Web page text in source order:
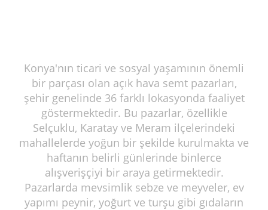
Konya'nın ticari ve sosyal yaşamının önemli
bir parçası olan açık hava semt pazarları,
şehir genelinde 36 farklı lokasyonda faaliyet
göstermektedir. Bu pazarlar, özellikle
Selçuklu, Karatay ve Meram ilçelerindeki
mahallelerde yoğun bir şekilde kurulmakta ve
haftanın belirli günlerinde binlerce
alışverişçiyi bir araya getirmektedir.
Pazarlarda mevsimlik sebze ve meyveler, ev
yapımı peynir, yoğurt ve turşu gibi gıdaların